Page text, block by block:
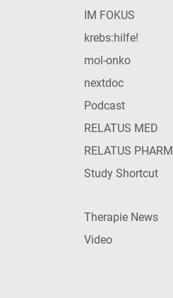
IM FOKUS
krebs:hilfe!
mol-onko
nextdoc
Podcast
RELATUS MED
RELATUS PHARM
Study Shortcut
Therapie News
Video